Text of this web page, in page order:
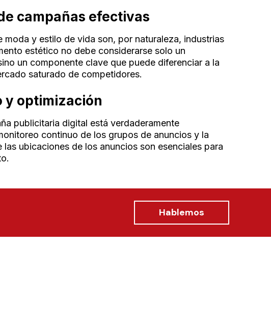
campañas efectivas
moda y estilo de vida son, por naturaleza, industrias
estético no debe considerarse solo un
un componente clave que puede diferenciar a la
saturado de competidores.
y optimización
publicitaria digital está verdaderamente
continuo de los grupos de anuncios y la
las ubicaciones de los anuncios son esenciales para
Hablemos